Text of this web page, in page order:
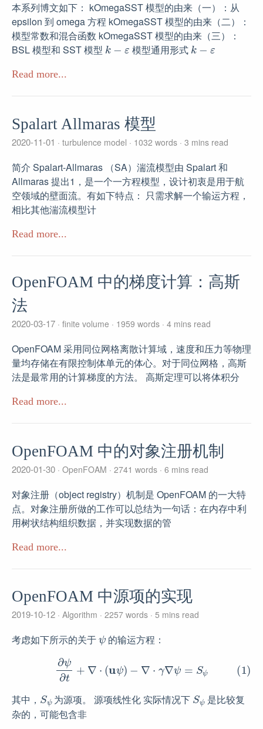
本系列博文如下： kOmegaSST 模型的由来（一）：从
epsilon 到 omega 方程 kOmegaSST 模型的由来（二）：
模型常数和混合函数 kOmegaSST 模型的由来（三）：
BSL 模型和 SST 模型
k−ε
模型通用形式
k− ε
Read more...
Spalart Allmaras 模型
2020-11-01 turbulence model 1032 words 3 mins read
简介 Spalart-Allmaras （SA）湍流模型由 Spalart 和
Allmaras 提出1，是一个一方程模型，设计初衷是用于航
空领域的壁面流。有如下特点： 只需求解一个输运方程，
相比其他湍流模型计
Read more...
OpenFOAM 中的梯度计算：高斯
法
2020-03-17 finite volume 1959 words 4 mins read
OpenFOAM 采用同位网格离散计算域，速度和压力等物理
量均存储在有限控制体单元的体心。对于同位网格，高斯
法是最常用的计算梯度的方法。 高斯定理可以将体积分
Read more...
OpenFOAM 中的对象注册机制
2020-01-30 OpenFOAM 2741 words 6 mins read
对象注册（object registry）机制是 OpenFOAM 的一大特
点。对象注册所做的工作可以总结为一句话：在内存中利
用树状结构组织数据，并实现数据的管
Read more...
OpenFOAM 中源项的实现
2019-10-12 Algorithm 2257 words 5 mins read
考虑如下所示的关于 的输运方程：
(1)
其中， 为源项。 源项线性化 实际情况下
是比较复
杂的，可能包含非